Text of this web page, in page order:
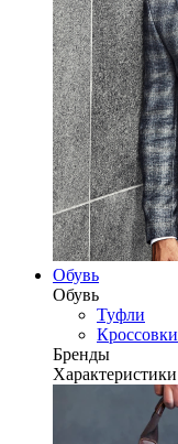
Обувь
Обувь
Туфли
Кроссовки
Бренды
Характеристики